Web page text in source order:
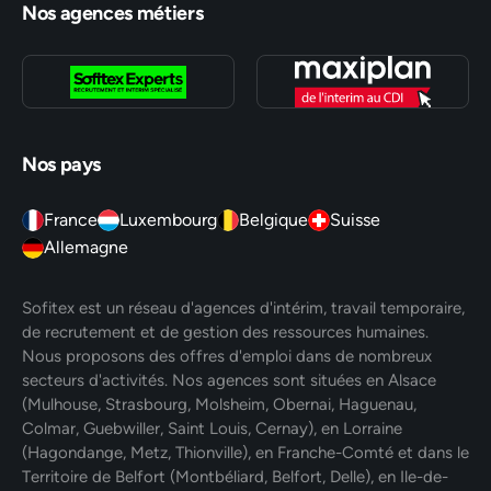
Nos agences métiers
Nos pays
France Luxembourg Belgique
Suisse
Allemagne
Sofitex est un réseau d'agences d'intérim, travail temporaire,
de recrutement et de gestion des ressources humaines.
Nous proposons des offres d'emploi dans de nombreux
secteurs d'activités. Nos agences sont situées en Alsace
(Mulhouse, Strasbourg, Molsheim, Obernai, Haguenau,
Colmar, Guebwiller, Saint Louis, Cernay), en Lorraine
(Hagondange, Metz, Thionville), en Franche-Comté et dans le
Territoire de Belfort (Montbéliard, Belfort, Delle), en Ile-de-